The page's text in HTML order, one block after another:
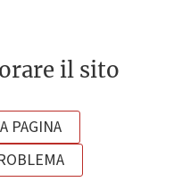
il sito
PAGINA